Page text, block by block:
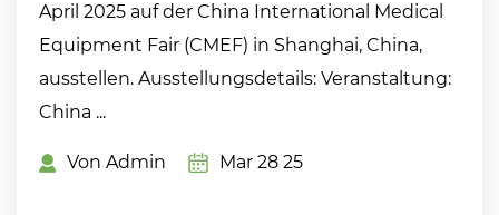
April 2025 auf der China International Medical
Equipment Fair (CMEF) in Shanghai, China,
ausstellen. Ausstellungsdetails: Veranstaltung:
China ...
Von Admin Mar 28 25